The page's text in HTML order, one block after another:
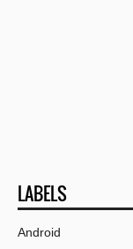
LABELS
Android